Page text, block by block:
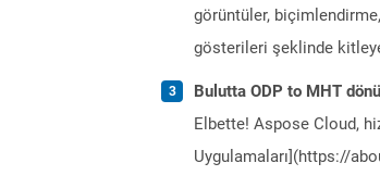
görüntüler,
gösterileri şeklinde
Bulutta ODP to MHT
Elbette! Aspose Cloud,
Uygulamaları](https://